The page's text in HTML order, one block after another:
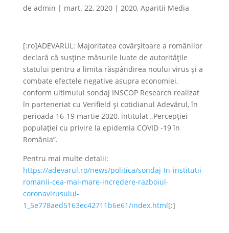
de admin | mart. 22, 2020| 2020, Aparitii Media
[:ro]ADEVARUL: Majoritatea covârşitoare a românilor
declară că susţine măsurile luate de autorităţile
statului pentru a limita răspândirea noului virus şi a
combate efectele negative asupra economiei,
conform ultimului sondaj INSCOP Research realizat
în parteneriat cu Verifield şi cotidianul Adevărul, în
perioada 16-19 martie 2020, intitulat „Percepţiei
populaţiei cu privire la epidemia COVID -19 în
România”.
Pentru mai multe detalii:
https://adevarul.ro/news/politica/sondaj-In-institutii-
romanii-cea-mai-mare-incredere-razboiul-
coronavirusului-
1_5e778aed5163ec42711b6e61/index.html[:]